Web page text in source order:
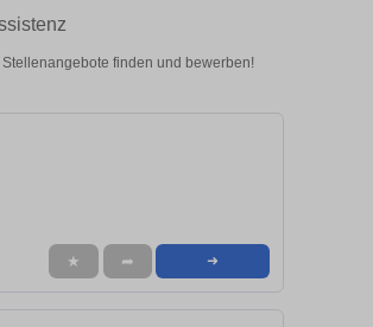
finden und bewerben!
★ ➦ ➜